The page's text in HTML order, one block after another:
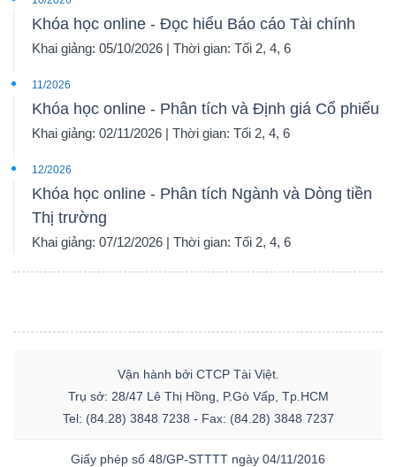
Khóa học online - Đọc hiểu Báo cáo Tài chính
Khai giảng: 05/10/2026 | Thời gian: Tối 2, 4, 6
11/2026
Khóa học online - Phân tích và Định giá Cổ phiếu
Khai giảng: 02/11/2026 | Thời gian: Tối 2, 4, 6
12/2026
Khóa học online - Phân tích Ngành và Dòng tiền
Thị trường
Khai giảng: 07/12/2026 | Thời gian: Tối 2, 4, 6
Vận hành bởi CTCP Tài Việt.
Trụ sở: 28/47 Lê Thị Hồng, P.Gò Vấp, Tp.HCM
Tel: (84.28) 3848 7238 - Fax: (84.28) 3848 7237
Giấy phép số 48/GP-STTTT ngày 04/11/2016